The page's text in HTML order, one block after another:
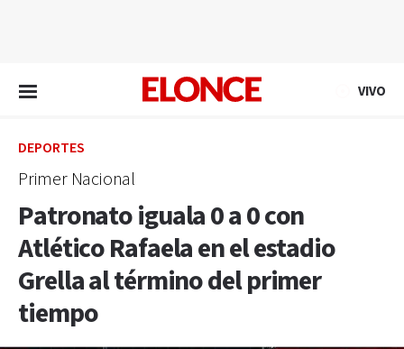
VIVO
DEPORTES
Primer Nacional
Patronato iguala 0 a 0 con
Atlético Rafaela en el estadio
Grella al término del primer
tiempo